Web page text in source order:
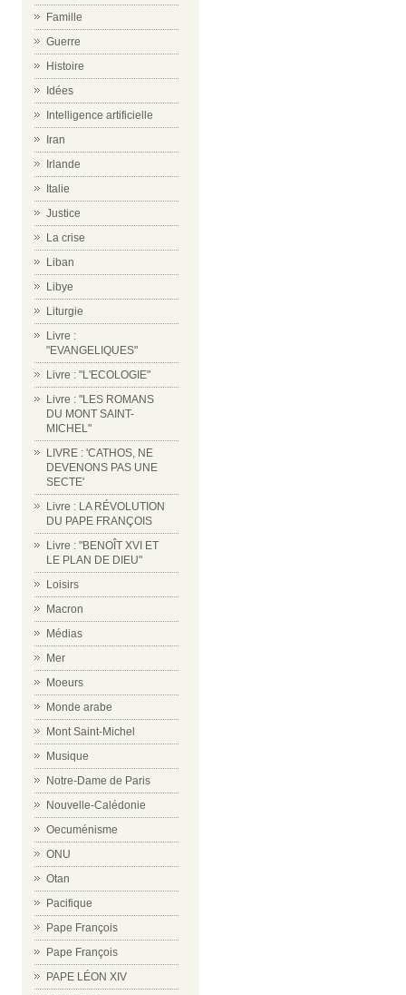
Famille
Guerre
Histoire
Idées
Intelligence artificielle
Iran
Irlande
Italie
Justice
La crise
Liban
Libye
Liturgie
Livre :
"EVANGELIQUES"
Livre : "L'ECOLOGIE"
Livre : "LES ROMANS
DU MONT SAINT-
MICHEL"
LIVRE : 'CATHOS, NE
DEVENONS PAS UNE
SECTE'
Livre : LA RÉVOLUTION
DU PAPE FRANÇOIS
Livre : "BENOÎT XVI ET
LE PLAN DE DIEU"
Loisirs
Macron
Médias
Mer
Moeurs
Monde arabe
Mont Saint-Michel
Musique
Notre-Dame de Paris
Nouvelle-Calédonie
Oecuménisme
ONU
Otan
Pacifique
Pape François
Pape François
PAPE LÉON XIV